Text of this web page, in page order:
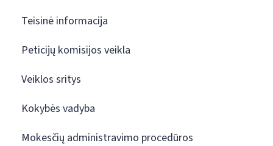
Teisinė informacija
Peticijų komisijos veikla
Veiklos sritys
Kokybės vadyba
Mokesčių administravimo procedūros